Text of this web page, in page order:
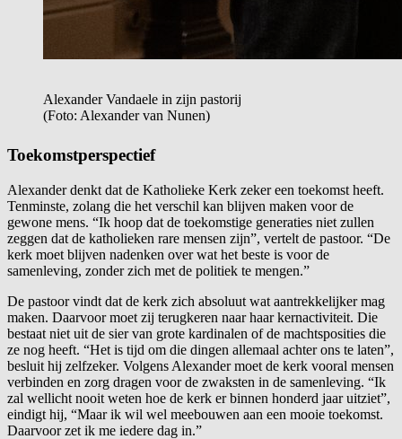
Alexander Vandaele in zijn pastorij
(Foto: Alexander van Nunen)
Toekomstperspectief
Alexander denkt dat de Katholieke Kerk zeker een toekomst heeft.
Tenminste, zolang die het verschil kan blijven maken voor de
gewone mens. “Ik hoop dat de toekomstige generaties niet zullen
zeggen dat de katholieken rare mensen zijn”, vertelt de pastoor. “De
kerk moet blijven nadenken over wat het beste is voor de
samenleving, zonder zich met de politiek te mengen.”
De pastoor vindt dat de kerk zich absoluut wat aantrekkelijker mag
maken. Daarvoor moet zij terugkeren naar haar kernactiviteit. Die
bestaat niet uit de sier van grote kardinalen of de machtsposities die
ze nog heeft. “Het is tijd om die dingen allemaal achter ons te laten”,
besluit hij zelfzeker. Volgens Alexander moet de kerk vooral mensen
verbinden en zorg dragen voor de zwaksten in de samenleving. “Ik
zal wellicht nooit weten hoe de kerk er binnen honderd jaar uitziet”,
eindigt hij, “Maar ik wil wel meebouwen aan een mooie toekomst.
Daarvoor zet ik me iedere dag in.”